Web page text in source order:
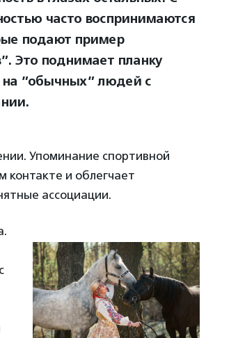
часто воспринимаются
подают пример
Это поднимает планку
”обычных” людей с
Упоминание спортивной
контакте и облегчает
ассоциации.